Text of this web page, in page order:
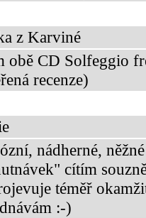
z Karviné
obě CD Solfeggio
recenze)
nádherné,
cítím
téměř
:-)